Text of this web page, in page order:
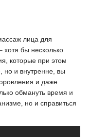
лица для
бы несколько
которые при этом
но и внутренне, вы
и даже
обмануть время и
но и справиться